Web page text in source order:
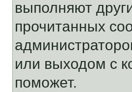
выполняют
прочитанных
или выходом с
поможет.